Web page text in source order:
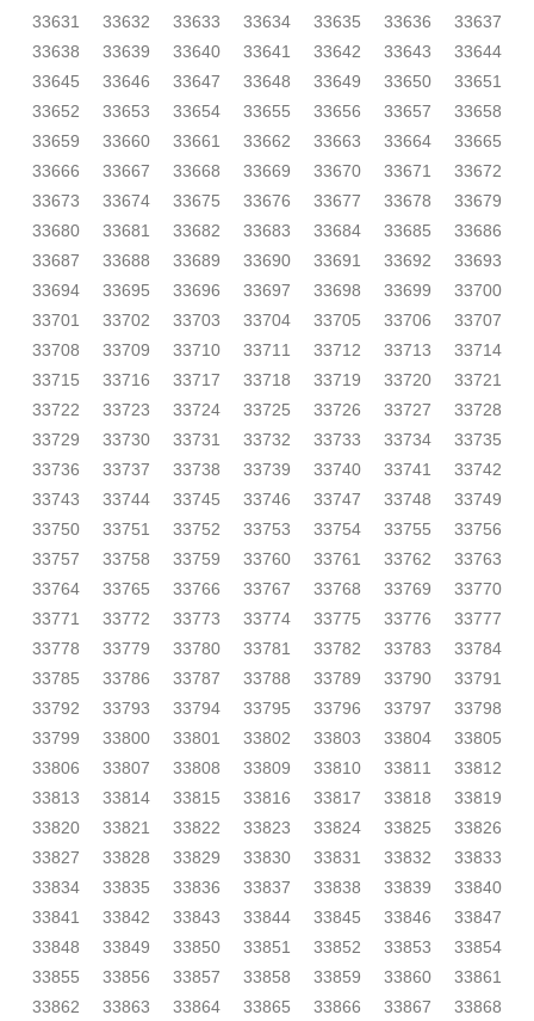
33631
33632 33633 33634 33635 33636
33637
33638
33639 33640 33641 33642 33643
33644
33645
33646 33647 33648 33649 33650
33651
33652
33653 33654 33655 33656 33657
33658
33659
33660 33661 33662 33663 33664
33665
33666
33667 33668 33669 33670 33671
33672
33673
33674 33675 33676 33677 33678
33679
33680
33681 33682 33683 33684 33685
33686
33687
33688 33689 33690 33691 33692
33693
33694
33695 33696 33697 33698 33699
33700
33701
33702 33703 33704 33705 33706
33707
33708
33709 33710 33711 33712 33713
33714
33715
33716 33717 33718 33719 33720
33721
33722
33723 33724 33725 33726 33727
33728
33729
33730 33731 33732 33733 33734
33735
33736
33737 33738 33739 33740 33741
33742
33743
33744 33745 33746 33747 33748
33749
33750
33751 33752 33753 33754 33755
33756
33757
33758 33759 33760 33761 33762
33763
33764
33765 33766 33767 33768 33769
33770
33771
33772 33773 33774 33775 33776
33777
33778
33779 33780 33781 33782 33783
33784
33785
33786 33787 33788 33789 33790
33791
33792
33793 33794 33795 33796 33797
33798
33799
33800 33801 33802 33803 33804
33805
33806
33807 33808 33809 33810 33811
33812
33813
33814 33815 33816 33817 33818
33819
33820
33821 33822 33823 33824 33825
33826
33827
33828 33829 33830 33831 33832
33833
33834
33835 33836 33837 33838 33839
33840
33841
33842 33843 33844 33845 33846
33847
33848
33849 33850 33851 33852 33853
33854
33855
33856 33857 33858 33859 33860
33861
33862
33863 33864 33865 33866 33867
33868